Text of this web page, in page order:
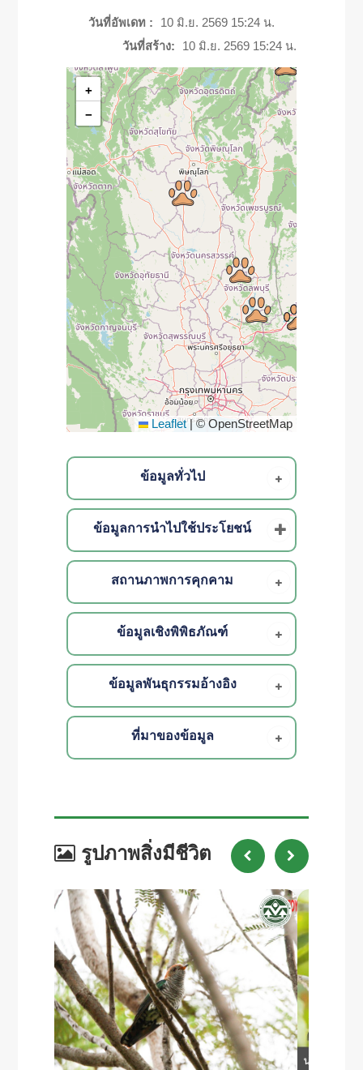
วันที่อัพเดท :
10 มิ.ย. 2569 15:24 น.
วันที่สร้าง:
10 มิ.ย. 2569 15:24 น.
+
−
Leaflet |© OpenStreetMap
ข้อมูลทั่วไป
ข้อมูลการนำไปใช้ประโยชน์
สถานภาพการคุกคาม
ข้อมูลเชิงพิพิธภัณฑ์
ข้อมูลพันธุกรรมอ้างอิง
ที่มาของข้อมูล
รูปภาพสิ่งมีชีวิต